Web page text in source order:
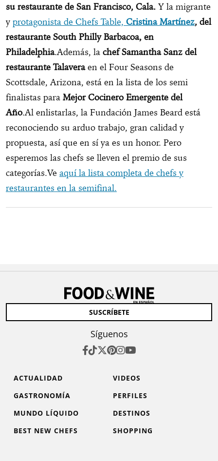
su restaurante de San Francisco, Cala. Y la migrante
y protagonista de Chefs Table, Cristina Martínez, del
restaurante South Philly Barbacoa, en
Philadelphia.Además, la chef Samantha Sanz del
restaurante Talaveraen el Four Seasons de
Scottsdale, Arizona, está en la lista de los semi
finalistas para Mejor Cocinero Emergente del
Año.Al enlistarlas, la Fundación James Beard está
reconociendo su arduo trabajo, gran calidad y
propuesta, así que en sí ya es un honor. Pero
esperemos las chefs se lleven el premio de sus
categorías.Ve aquí la lista completa de chefs y
restaurantes en la semifinal.
SUSCRÍBETE
Síguenos
ACTUALIDAD
VIDEOS
GASTRONOMÍA
PERFILES
MUNDO LÍQUIDO
DESTINOS
BEST NEW CHEFS
SHOPPING